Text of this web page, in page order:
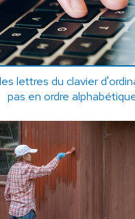
lettres du clavier
pas en ordre